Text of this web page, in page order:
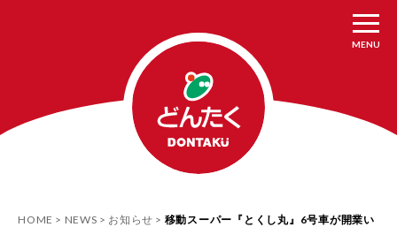
MENU
HOME NEWS お知らせ
移動スーパー『とくし丸』6号車が開業い